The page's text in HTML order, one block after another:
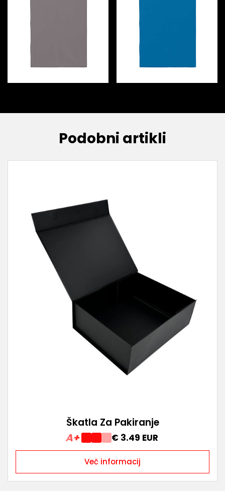
Podobni artikli
Škatla Za Pakiranje
A+ € 3.49 EUR
Več informacij